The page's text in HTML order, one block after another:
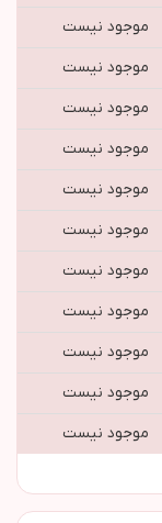
موجود نیست
موجود نیست
موجود نیست
موجود نیست
موجود نیست
موجود نیست
موجود نیست
موجود نیست
موجود نیست
موجود نیست
موجود نیست